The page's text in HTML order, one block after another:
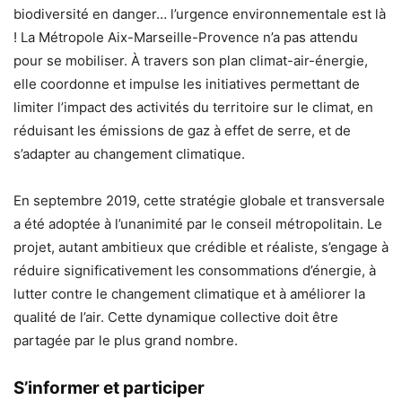
biodiversité en danger… l’urgence environnementale est là
! La Métropole Aix-Marseille-Provence n’a pas attendu
pour se mobiliser. À travers son plan climat-air-énergie,
elle coordonne et impulse les initiatives permettant de
limiter l’impact des activités du territoire sur le climat, en
réduisant les émissions de gaz à effet de serre, et de
s’adapter au changement climatique.
En septembre 2019, cette stratégie globale et transversale
a été adoptée à l’unanimité par le conseil métropolitain. Le
projet, autant ambitieux que crédible et réaliste, s’engage à
réduire significativement les consommations d’énergie, à
lutter contre le changement climatique et à améliorer la
qualité de l’air. Cette dynamique collective doit être
partagée par le plus grand nombre.
S’informer et participer